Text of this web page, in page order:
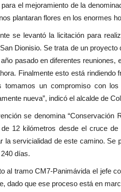
para el mejoramiento de la
plantaran flores en los enormes
se levantó la licitación para
Dionisio. Se trata de un
pasado en diferentes
Finalmente esto está
tomamos un compromiso con
nueva”, indicó el alcalde de
se denomina “Conservación
de 12 kilómetros desde el cruce
la servicialidad de este camino.
días.
al tramo CM7-Panimávida el jefe
dado que ese proceso está en
Política
(VIDEO) Senadora
que partidos de la...
Editora Julio 9, 2026 201